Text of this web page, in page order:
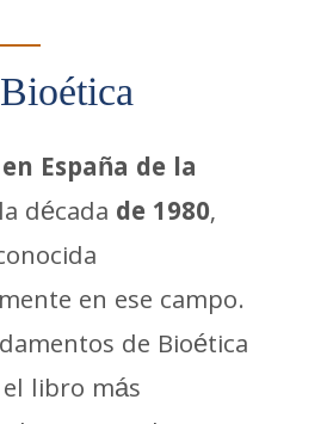
España de la
década de 1980,
en ese campo.
de Bioética
libro más